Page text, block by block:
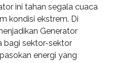
ini tahan segala cuaca
kondisi ekstrem. Di
Generator
bagi sektor-sektor
energi yang